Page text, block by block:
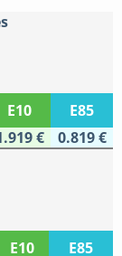
E10
E85
€
0.819 €
E10 E85